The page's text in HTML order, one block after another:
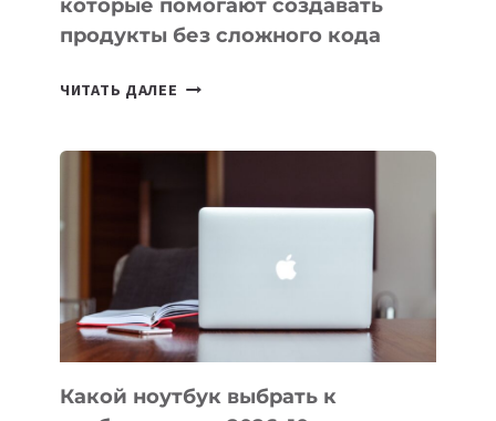
которые помогают создавать
продукты без сложного кода
ЧИТАТЬ ДАЛЕЕ
ПОМОГАЮТ
СОЗДАВАТЬ
БЕЗ
СЛОЖНОГО
КОДА
Какой ноутбук выбрать к